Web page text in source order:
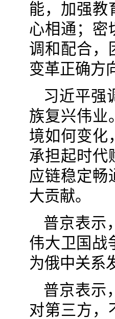
能，加强教
心相通；密
调和配合，
变革正确方
习近平强
族复兴伟业
境如何变化
承担起时代
应链稳定畅
大贡献。
普京表示
伟大卫国战
为俄中关系
普京表示
对第三方，